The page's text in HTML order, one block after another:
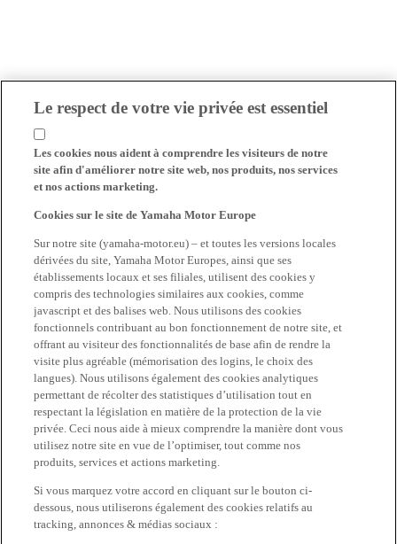
Le respect de votre vie privée est essentiel
Les cookies nous aident à comprendre les visiteurs de notre
site afin d'améliorer notre site web, nos produits, nos services
et nos actions marketing.
Cookies sur le site de Yamaha Motor Europe
Sur notre site (yamaha-motor.eu) – et toutes les versions locales
dérivées du site, Yamaha Motor Europes, ainsi que ses
établissements locaux et ses filiales, utilisent des cookies y
compris des technologies similaires aux cookies, comme
javascript et des balises web. Nous utilisons des cookies
fonctionnels contribuant au bon fonctionnement de notre site, et
offrant au visiteur des fonctionnalités de base afin de rendre la
visite plus agréable (mémorisation des logins, le choix des
langues). Nous utilisons également des cookies analytiques
permettant de récolter des statistiques d’utilisation tout en
respectant la législation en matière de la protection de la vie
privée. Ceci nous aide à mieux comprendre la manière dont vous
utilisez notre site en vue de l’optimiser, tout comme nos
produits, services et actions marketing.
Si vous marquez votre accord en cliquant sur le bouton ci-
dessous, nous utiliserons également des cookies relatifs au
tracking, annonces & médias sociaux :